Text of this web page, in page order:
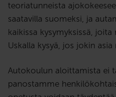
teoriatunneista
saatavilla suomeksi, ja
kaikissa kysymyksissä, joita
Uskalla kysyä, jos jokin
Autokoulun aloittamista ei
panostamme